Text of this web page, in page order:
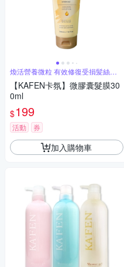
煥活營養微粒 有效修復受損髪絲纖
維
【KAFEN卡氛】微膠囊髮膜30
0ml
$199
活動 券
加入購物車